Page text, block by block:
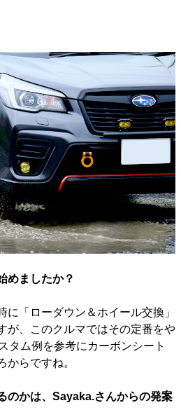
ましたか？
に「ローダウン＆ホイール交換」
が、このクルマではその定番をや
タム例を参考にカーボンシート
からですね。
かは、Sayaka.さんからの発案